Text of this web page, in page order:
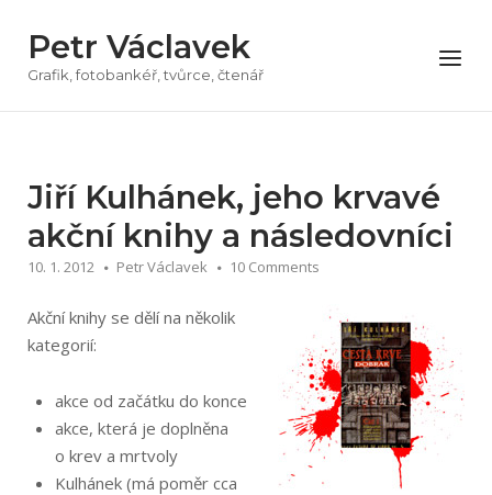
obsah
Petr Václavek
Grafik, fotobankéř, tvůrce, čtenář
Menu
Jiří Kulhánek, jeho krvavé
akční knihy a následovníci
10. 1. 2012 Petr Václavek 10 Comments
Akční knihy se dělí na několik
kategorií:
akce od začátku do konce
akce, která je doplněna
o krev a mrtvoly
Kulhánek (má poměr cca